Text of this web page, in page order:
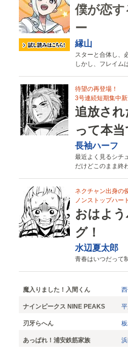
僕が恋
ー
縁山
スターと合体し、
しかし、フレイム
待望の再登場！
3号連続短期集中
追放さ
って本
長袖ハーフ
最近よく見るシチ
だけどこのまま終
ネクチャン出身の
ノンストップハー
おはよ
グ！
水辺夏太郎
青春はいつだって
魔入りました！入間くん
ナインピークス NINE PEAKS
刃牙らへん
あっぱれ！浦安鉄筋家族